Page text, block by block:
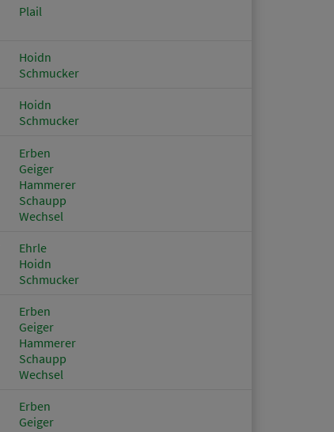
Plail
Hoidn
Schmucker
Hoidn
Schmucker
Erben
Geiger
Hammerer
Schaupp
Wechsel
Ehrle
Hoidn
Schmucker
Erben
Geiger
Hammerer
Schaupp
Wechsel
Erben
Geiger